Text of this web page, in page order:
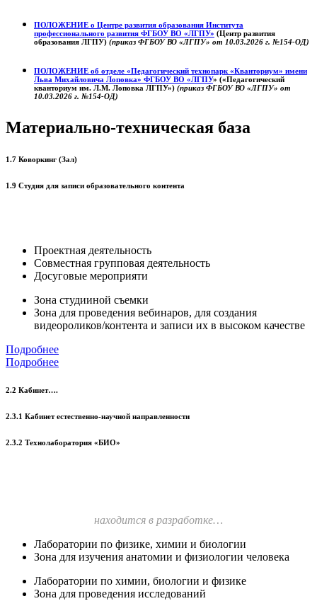
ПОЛОЖЕНИЕ о Центре развития образования Института
профессионального развития ФГБОУ ВО «ЛГПУ» (Центр развития
образования ЛГПУ) (приказ ФГБОУ ВО «ЛГПУ» от 10.03.2026 г. №154-ОД)
ПОЛОЖЕНИЕ об отделе «Педагогический технопарк «Кванториум» имени
Льва Михайловича Лоповка» ФГБОУ ВО «ЛГПУ» («Педагогический
кванториум им. Л.М. Лоповка ЛГПУ») (приказ ФГБОУ ВО «ЛГПУ» от
10.03.2026 г. №154-ОД)
Материально-техническая база
1.7 Коворкинг (Зал)
1.9 Студия для записи образовательного контента
Проектная деятельность
Совместная групповая деятельность
Досуговые мероприяти
Зона студииной съемки
Зона для проведения вебинаров, для создания
видеороликов/контента и записи их в высоком качестве
Подробнее
Подробнее
2.2 Кабинет….
2.3.1 Кабинет естественно-научной направленности
2.3.2 Технолаборатория «БИО»
находится в разработке…
Лаборатории по физике, химии и биологии
Зона для изучения анатомии и физиологии человека
Лаборатории по химии, биологии и физике
Зона для проведения исследований